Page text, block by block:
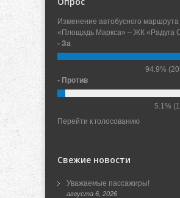
Изменение автобусного
«Площадь Маркса» – ЖК «Радуга
- За
94.9%
- Против
5.1%
Перейти к голосованию
Свежие новости
Уважаемые пассажиры!
августа 6, 2026